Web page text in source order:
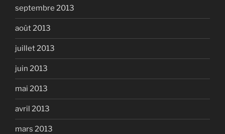
septembre 2013
août 2013
juillet 2013
juin 2013
mai 2013
avril 2013
mars 2013